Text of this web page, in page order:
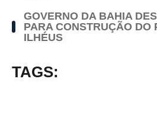
GOVERNO DA BAHIA
PARA CONSTRUÇÃO DO
ILHÉUS
TAGS: